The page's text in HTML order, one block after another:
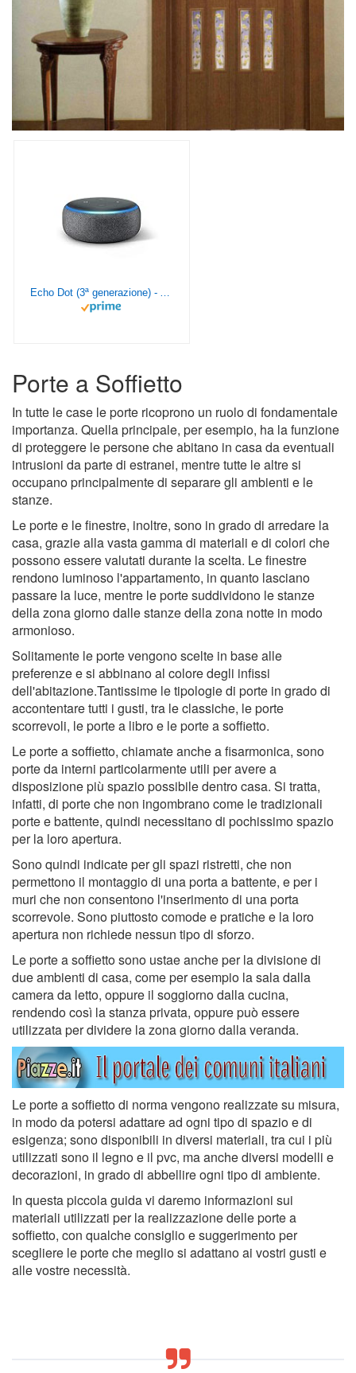
Echo Dot (3ª generazione) - Altoparlante intelligente con integrazione Alexa - Tessuto antracite
Porte a Soffietto
In tutte le case le porte ricoprono un ruolo di fondamentale
importanza. Quella principale, per esempio, ha la funzione
di proteggere le persone che abitano in casa da eventuali
intrusioni da parte di estranei, mentre tutte le altre si
occupano principalmente di separare gli ambienti e le
stanze.
Le porte e le finestre, inoltre, sono in grado di arredare la
casa, grazie alla vasta gamma di materiali e di colori che
possono essere valutati durante la scelta. Le finestre
rendono luminoso l'appartamento, in quanto lasciano
passare la luce, mentre le porte suddividono le stanze
della zona giorno dalle stanze della zona notte in modo
armonioso.
Solitamente le porte vengono scelte in base alle
preferenze e si abbinano al colore degli infissi
dell'abitazione.Tantissime le tipologie di porte in grado di
accontentare tutti i gusti, tra le classiche, le porte
scorrevoli, le porte a libro e le porte a soffietto.
Le porte a soffietto, chiamate anche a fisarmonica, sono
porte da interni particolarmente utili per avere a
disposizione più spazio possibile dentro casa. Si tratta,
infatti, di porte che non ingombrano come le tradizionali
porte e battente, quindi necessitano di pochissimo spazio
per la loro apertura.
Sono quindi indicate per gli spazi ristretti, che non
permettono il montaggio di una porta a battente, e per i
muri che non consentono l'inserimento di una porta
scorrevole. Sono piuttosto comode e pratiche e la loro
apertura non richiede nessun tipo di sforzo.
Le porte a soffietto sono ustae anche per la divisione di
due ambienti di casa, come per esempio la sala dalla
camera da letto, oppure il soggiorno dalla cucina,
rendendo così la stanza privata, oppure può essere
utilizzata per dividere la zona giorno dalla veranda.
Le porte a soffietto di norma vengono realizzate su misura,
in modo da potersi adattare ad ogni tipo di spazio e di
esigenza; sono disponibili in diversi materiali, tra cui i più
utilizzati sono il legno e il pvc, ma anche diversi modelli e
decorazioni, in grado di abbellire ogni tipo di ambiente.
In questa piccola guida vi daremo informazioni sui
materiali utilizzati per la realizzazione delle porte a
soffietto, con qualche consiglio e suggerimento per
scegliere le porte che meglio si adattano ai vostri gusti e
alle vostre necessità.